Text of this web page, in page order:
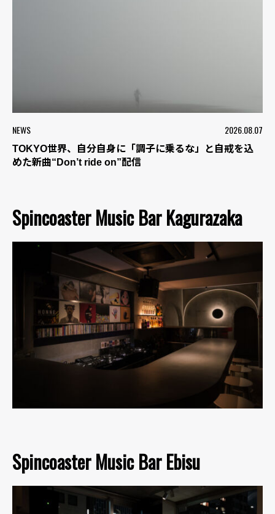
NEWS 2026.08.07
TOKYO世界、自分自身に「調子に乗るな」と自戒を込
めた新曲“Don’t ride on”配信
Spincoaster Music Bar Kagurazaka
Spincoaster Music Bar Ebisu